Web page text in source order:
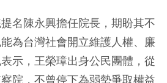
名陳永興擔任院長，期盼其不
為台灣社會開立維護人權、廉
示，王榮璋出身公民團體，從
院，不曾停下為弱勢爭取權益